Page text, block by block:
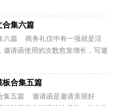
请函怎么写才...
合集六篇
六篇 商务礼仪中有一项就是活
请函使用的次数愈发增长，写邀
编为大家收集的...
板合集五篇
集五篇 邀请函是邀请亲朋好